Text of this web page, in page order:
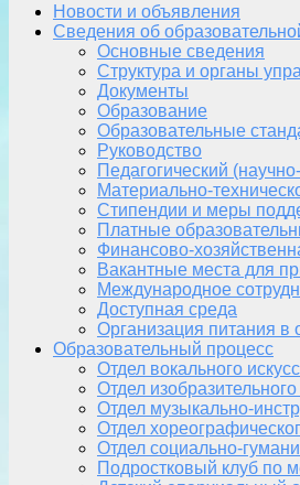
Новости и объявления
Сведения об
Основные сведения
Структура и органы
Документы
Образование
Образовательные
Руководство
Педагогический
Материально-
Стипендии и меры
Платные
Финансово-
Вакантные места для
Международное
Доступная среда
Организация питания в
Образовательный процесс
Отдел вокального
Отдел
Отдел музыкально-
Отдел
Отдел социально-
Подростковый клуб по